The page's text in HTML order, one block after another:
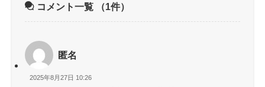
コメント一覧 （1件）
匿名
2025年8月27日 10:26